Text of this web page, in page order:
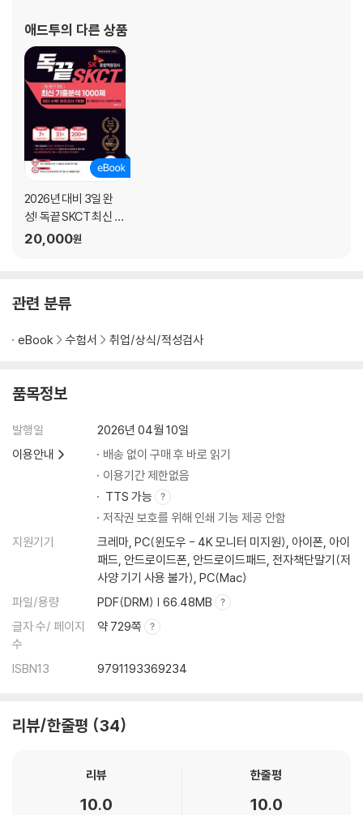
애드투의 다른 상품
2026년 대비 3일 완
성! 독끝 SKCT 최신 기
출분석 1000제
20,000원
관련 분류
eBook 수험서 취업/상식/적성검사
품목정보
발행일
2026년 04월 10일
이용안내
배송 없이 구매 후 바로 읽기
이용기간 제한없음
TTS 가능
저작권 보호를 위해 인쇄 기능 제공 안함
지원기기
크레마, PC(윈도우 - 4K 모니터 미지원), 아이폰, 아이
패드, 안드로이드폰, 안드로이드패드, 전자책단말기(저
사양 기기 사용 불가), PC(Mac)
파일/용량
PDF(DRM) | 66.48MB
글자 수/ 페이지
수
약 729쪽
ISBN13 9791193369234
리뷰/한줄평 34
리뷰
10.0
한줄평
10.0